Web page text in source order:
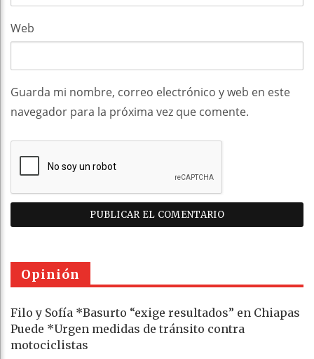
Web
Guarda mi nombre, correo electrónico y web en este
navegador para la próxima vez que comente.
Opinión
Filo y Sofía *Basurto “exige resultados” en Chiapas
Puede *Urgen medidas de tránsito contra
motociclistas